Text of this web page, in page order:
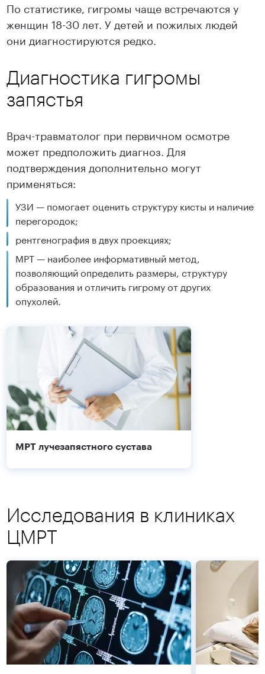
По статистике, гигромы чаще встречаются у
женщин 18-30 лет. У детей и пожилых людей
они диагностируются редко.
Диагностика гигромы
запястья
Врач-травматолог при первичном осмотре
может предположить диагноз. Для
подтверждения дополнительно могут
применяться:
УЗИ — помогает оценить структуру кисты и наличие
перегородок;
рентгенография в двух проекциях;
МРТ — наиболее информативный метод,
позволяющий определить размеры, структуру
образования и отличить гигрому от других
опухолей.
МРТ лучезапястного сустава
Подробнее
Исследования в клиниках
ЦМРТ